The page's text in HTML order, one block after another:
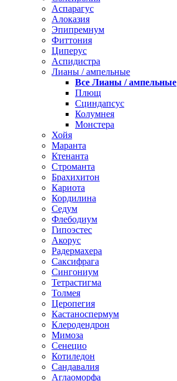
Аспарагус
Алоказия
Эпипремнум
Фиттония
Циперус
Аспидистра
Лианы / ампельные
Все Лианы / ампельные
Плющ
Сциндапсус
Колумнея
Монстера
Хойя
Маранта
Ктенанта
Строманта
Брахихитон
Кариота
Кордилина
Седум
Флебодиум
Гипоэстес
Акорус
Радермахера
Саксифрага
Сингониум
Тетрастигма
Толмея
Церопегия
Кастаноспермум
Клеродендрон
Мимоза
Сенецио
Котиледон
Сандавалия
Аглаоморфа